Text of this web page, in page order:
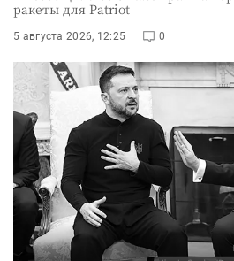
ракеты для Patriot
5 августа 2026, 12:25 0